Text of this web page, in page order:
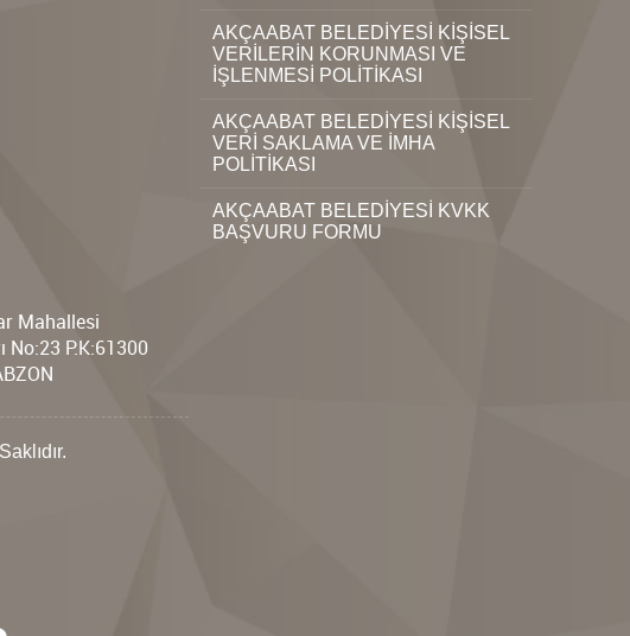
AKÇAABAT BELEDİYESİ KİŞİSEL
VERİLERİN KORUNMASI VE
İŞLENMESİ POLİTİKASI
AKÇAABAT BELEDİYESİ KİŞİSEL
VERİ SAKLAMA VE İMHA
POLİTİKASI
AKÇAABAT BELEDİYESİ KVKK
BAŞVURU FORMU
Mahallesi
No:23 P.K:61300